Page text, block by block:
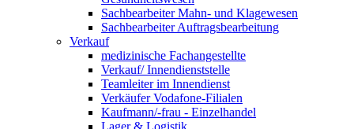
Sachbearbeiter Mahn- und Klagewesen
Sachbearbeiter Auftragsbearbeitung
Verkauf
medizinische Fachangestellte
Verkauf/ Innendienststelle
Teamleiter im Innendienst
Verkäufer Vodafone-Filialen
Kaufmann/-frau - Einzelhandel
Lager & Logistik